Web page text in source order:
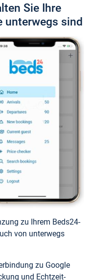
Sie Ihre
unterwegs sind
zu Ihrem Beds24-
von unterwegs
zu Google
und Echtzeit-